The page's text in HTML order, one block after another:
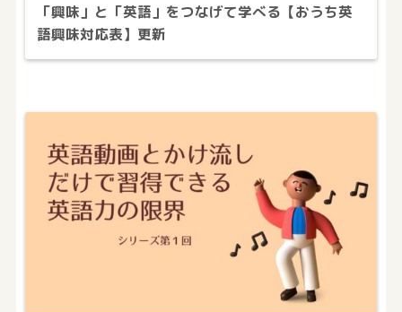
「興味」と「英語」をつなげて学べる【おうち英
語興味対応表】更新